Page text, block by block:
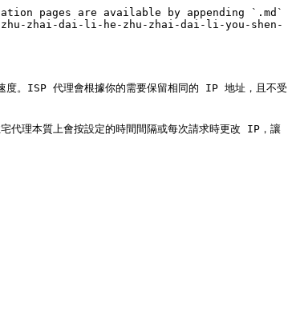
pages are available by appending `.md`
zhai-dai-li-he-zhu-zhai-dai-li-you-shen-
度。ISP 代理會根據你的需要保留相同的 IP 地址，且不受
代理本質上會按設定的時間間隔或每次請求時更改 IP，讓